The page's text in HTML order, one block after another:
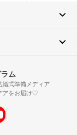
ム
婚式準備メディア
アをお届け♡